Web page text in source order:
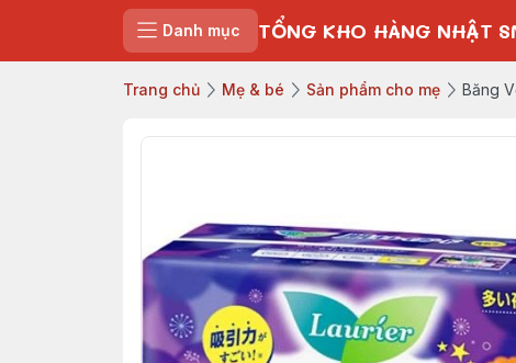
Danh mục TỔNG KHO HÀNG NHẬT
Trang chủ Mẹ & bé Sản phẩm cho mẹ Băng